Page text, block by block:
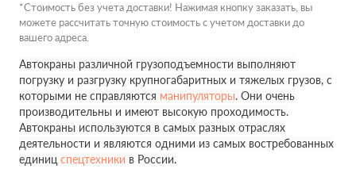
*Стоимость без учета доставки! Нажимая кнопку заказать, вы
можете рассчитать точную стоимость с учетом доставки до
вашего адреса.
Автокраны различной грузоподъемности выполняют
погрузку и разгрузку крупногабаритных и тяжелых грузов, с
которыми не справляются манипуляторы. Они очень
производительны и имеют высокую проходимость.
Автокраны используются в самых разных отраслях
деятельности и являются одними из самых востребованных
единиц спецтехники в России.